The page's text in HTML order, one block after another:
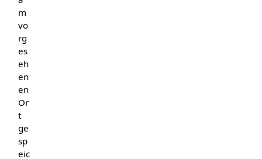
m
vo
rg
es
eh
en
en
Or
t
ge
sp
eic